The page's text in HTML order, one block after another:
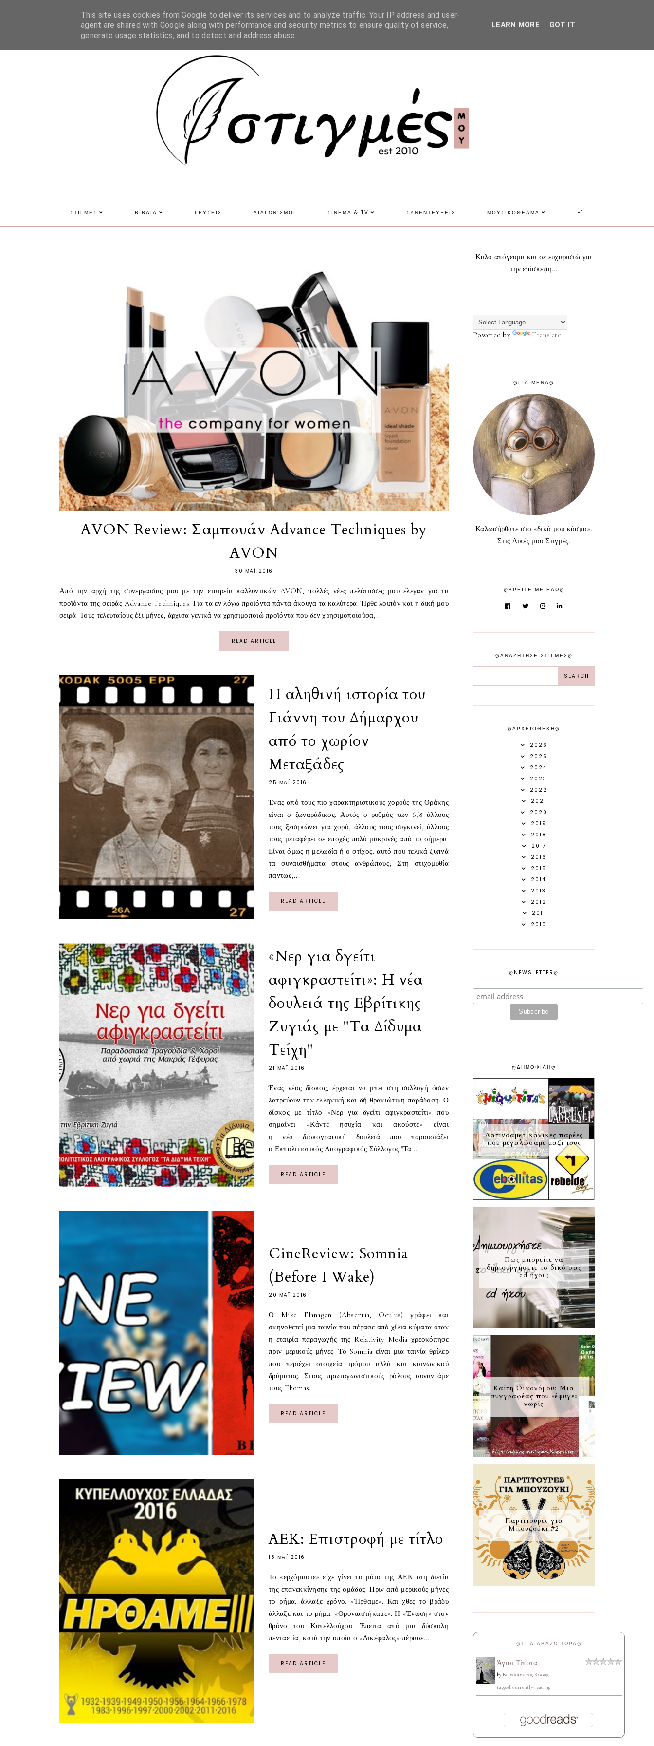
ΠΟΙΑ ΕΙΜΑΙ ΕΠΙΚΟΙΝΩΝΙΑ GDPR SITE MAP
ΣΤΙΓΜΕΣ ΒΙΒΛΙΑ ΓΕΥΣΕΙΣ ΔΙΑΓΩΝΙΣΜΟΙ ΣΙΝΕΜΑ & TV ΣΥΝΕΝΤΕΥΞΕΙΣ ΜΟΥΣΙΚΟΘΕΑΜΑ +1
AVON Review: Σαμπουάν Advance Techniques by
AVON
30 ΜΑΪ́ 2016
Από την αρχή της συνεργασίας μου με την εταιρεία καλλυντικών AVON, πολλές νέες πελάτισσες μου έλεγαν για τα
προϊόντα της σειράς Advance Techniques. Για τα εν λόγω προϊόντα πάντα άκουγα τα καλύτερα. Ήρθε λοιπόν και η δική μου
σειρά. Τους τελευταίους έξι μήνες, άρχισα γενικά να χρησιμοποιώ προϊόντα που δεν χρησιμοποιούσα,...
READ ARTICLE
Η αληθινή ιστορία του
Γιάννη του Δήμαρχου
από το χωρίον
Μεταξάδες
25 ΜΑΪ́ 2016
Ένας από τους πιο χαρακτηριστικούς χορούς της Θράκης
είναι ο ζωναράδικος. Αυτός ο ρυθμός των 6/8 άλλους
τους ξεσηκώνει για χορό, άλλους τους συγκινεί, άλλους
τους μεταφέρει σε εποχές πολύ μακρινές από το σήμερα.
Είναι όμως η μελωδία ή ο στίχος, αυτό που τελικά ξυπνά
τα συναισθήματα στους ανθρώπους; Στη στιχομυθία
πάντως,...
READ ARTICLE
«Νερ για δγείτι
αφιγκραστείτι»: Η νέα
δουλειά της Εβρίτικης
Ζυγιάς με "Τα Δίδυμα
Τείχη"
21 ΜΑΪ́ 2016
Ένας νέος δίσκος, έρχεται να μπει στη συλλογή όσων
λατρεύουν την ελληνική και δή θρακιώτικη παράδοση. Ο
δίσκος με τίτλο «Νερ για δγείτι αφιγκραστείτι» που
σημαίνει «Κάντε ησυχία και ακούστε» είναι
η νέα δισκογραφική δουλειά που παρουσιάζει
ο Εκπολιτιστικός Λαογραφικός Σύλλογος "Τα...
READ ARTICLE
CineReview: Somnia
(Before I Wake)
20 ΜΑΪ́ 2016
Ο Mike Flanagan (Absentia, Oculus) γράφει και
σκηνοθετεί μια ταινία που πέρασε από χίλια κύματα όταν
η εταιρία παραγωγής της Relativity Media χρεοκόπησε
πριν μερικούς μήνες. Το Somnia είναι μια ταινία θρίλερ
που περιέχει στοιχεία τρόμου αλλά και κοινωνικού
δράματος. Στους πρωταγωνιστικούς ρόλους συναντάμε
τους Thomas...
READ ARTICLE
ΑΕΚ: Επιστροφή με τίτλο
18 ΜΑΪ́ 2016
Το «ερχόμαστε» είχε γίνει το μότο της ΑΕΚ στη διετία
της επανεκκίνησης της ομάδας. Πριν από μερικούς μήνες
το ρήμα...άλλαξε χρόνο. «Ήρθαμε». Και χθες το βράδυ
άλλαξε και το ρήμα. «Θρονιαστήκαμε». Η «Ένωση» στον
θρόνο του Κυπελλούχου. Έπειτα από μια δύσκολη
πενταετία, κατά την οποία ο «Δικέφαλος» πέρασε...
READ ARTICLE
Καλό απόγευμα και σε ευχαριστώ για
την επίσκεψη...
Powered by Translate
ᲦΓΙΑ ΜΕΝΑᲦ
Καλωσήρθατε στο «δικό μου κόσμο».
Στις Δικές μου Στιγμές.
ᲦΒΡΕΙΤΕ ΜΕ ΕΔΩᲦ
ᲦΑΝΑΖΗΤΗΣΕ ΣΤΙΓΜΕΣᲦ
ᲦΑΡΧΕΙΟΘΗΚΗᲦ
2026
2025
2024
2023
2022
2021
2020
2019
2018
2017
2016
2015
2014
2013
2012
2011
2010
ᲦNEWSLETTERᲦ
ᲦΔΗΜΟΦΙΛΗᲦ
Λατινοαμερικάνικες παρέες
που μεγαλώσαμε μαζί τους
Πως μπορείτε να
δημιουργήσετε το δικό σας
cd ήχου;
Καίτη Οικονόμου: Μια
συγγραφέας που «έφυγε»
νωρίς
Παρτιτούρες για
Μπουζούκι #2
ᲦΤΙ ΔΙΑΒΑΖΩ ΤΩΡΑᲦ
Άγιοι Τίποτα
by Κωνσταντίνος Κέλλης
tagged: currently-reading
This site uses cookies from Google to deliver its services and to analyze traffic. Your IP address and user-
agent are shared with Google along with performance and security metrics to ensure quality of service,
generate usage statistics, and to detect and address abuse.
LEARN MORE GOT IT